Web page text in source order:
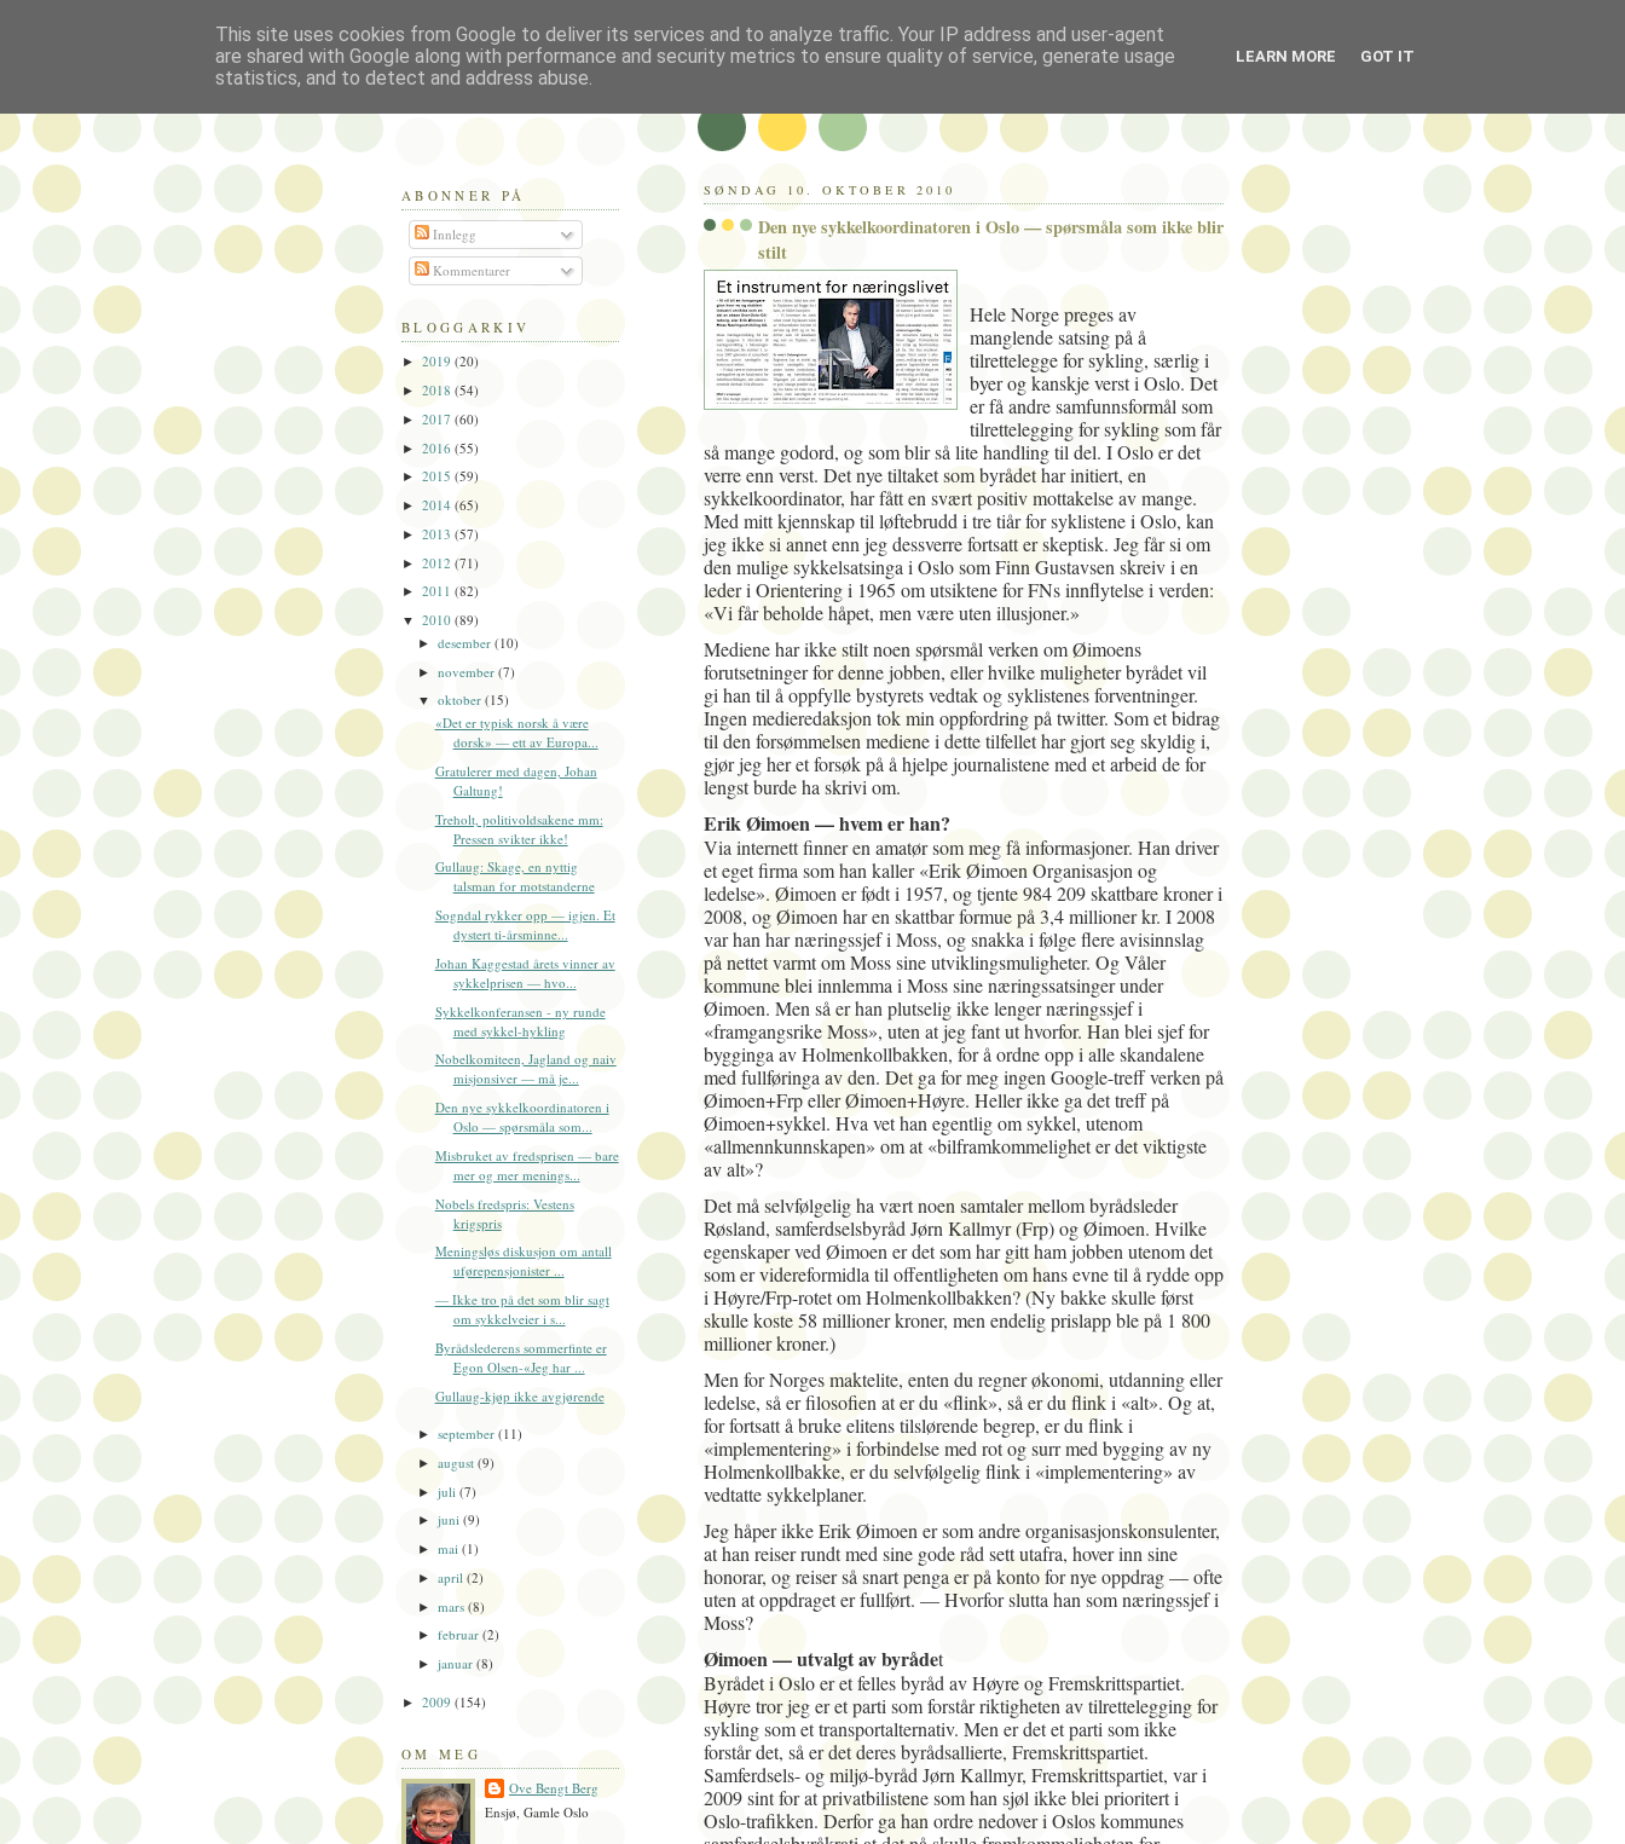
SØNDAG 10. OKTOBER 2010
Den nye sykkelkoordinatoren i Oslo — spørsmåla som ikke blir
stilt
Hele Norge preges av
manglende satsing på å
tilrettelegge for sykling, særlig i
byer og kanskje verst i Oslo. Det
er få andre samfunnsformål som
tilrettelegging for sykling som får
så mange godord, og som blir så lite handling til del. I Oslo er det
verre enn verst. Det nye tiltaket som byrådet har initiert, en
sykkelkoordinator, har fått en svært positiv mottakelse av mange.
Med mitt kjennskap til løftebrudd i tre tiår for syklistene i Oslo, kan
jeg ikke si annet enn jeg dessverre fortsatt er skeptisk. Jeg får si om
den mulige sykkelsatsinga i Oslo som Finn Gustavsen skreiv i en
leder i Orientering i 1965 om utsiktene for FNs innflytelse i verden:
«Vi får beholde håpet, men være uten illusjoner.»
Mediene har ikke stilt noen spørsmål verken om Øimoens
forutsetninger for denne jobben, eller hvilke muligheter byrådet vil
gi han til å oppfylle bystyrets vedtak og syklistenes forventninger.
Ingen medieredaksjon tok min oppfordring på twitter. Som et bidrag
til den forsømmelsen mediene i dette tilfellet har gjort seg skyldig i,
gjør jeg her et forsøk på å hjelpe journalistene med et arbeid de for
lengst burde ha skrivi om.
Erik Øimoen — hvem er han?
Via internett finner en amatør som meg få informasjoner. Han driver
et eget firma som han kaller «Erik Øimoen Organisasjon og
ledelse». Øimoen er født i 1957, og tjente 984 209 skattbare kroner i
2008, og Øimoen har en skattbar formue på 3,4 millioner kr. I 2008
var han har næringssjef i Moss, og snakka i følge flere avisinnslag
på nettet varmt om Moss sine utviklingsmuligheter. Og Våler
kommune blei innlemma i Moss sine næringssatsinger under
Øimoen. Men så er han plutselig ikke lenger næringssjef i
«framgangsrike Moss», uten at jeg fant ut hvorfor. Han blei sjef for
bygginga av Holmenkollbakken, for å ordne opp i alle skandalene
med fullføringa av den. Det ga for meg ingen Google-treff verken på
Øimoen+Frp eller Øimoen+Høyre. Heller ikke ga det treff på
Øimoen+sykkel. Hva vet han egentlig om sykkel, utenom
«allmennkunnskapen» om at «bilframkommelighet er det viktigste
av alt»?
Det må selvfølgelig ha vært noen samtaler mellom byrådsleder
Røsland, samferdselsbyråd Jørn Kallmyr (Frp) og Øimoen. Hvilke
egenskaper ved Øimoen er det som har gitt ham jobben utenom det
som er videreformidla til offentligheten om hans evne til å rydde opp
i Høyre/Frp-rotet om Holmenkollbakken? (Ny bakke skulle først
skulle koste 58 millioner kroner, men endelig prislapp ble på 1 800
millioner kroner.)
Men for Norges maktelite, enten du regner økonomi, utdanning eller
ledelse, så er filosofien at er du «flink», så er du flink i «alt». Og at,
for fortsatt å bruke elitens tilslørende begrep, er du flink i
«implementering» i forbindelse med rot og surr med bygging av ny
Holmenkollbakke, er du selvfølgelig flink i «implementering» av
vedtatte sykkelplaner.
Jeg håper ikke Erik Øimoen er som andre organisasjonskonsulenter,
at han reiser rundt med sine gode råd sett utafra, hover inn sine
honorar, og reiser så snart penga er på konto for nye oppdrag — ofte
uten at oppdraget er fullført. — Hvorfor slutta han som næringssjef i
Moss?
Øimoen — utvalgt av byrådet
Byrådet i Oslo er et felles byråd av Høyre og Fremskrittspartiet.
Høyre tror jeg er et parti som forstår riktigheten av tilrettelegging for
sykling som et transportalternativ. Men er det et parti som ikke
forstår det, så er det deres byrådsallierte, Fremskrittspartiet.
Samferdsels- og miljø-byråd Jørn Kallmyr, Fremskrittspartiet, var i
2009 sint for at privatbilistene som han sjøl ikke blei prioritert i
Oslo-trafikken. Derfor ga han ordre nedover i Oslos kommunes
Politikus
ABONNER PÅ
Innlegg
Kommentarer
BLOGGARKIV
► 2019 (20)
► 2018 (54)
► 2017 (60)
► 2016 (55)
► 2015 (59)
► 2014 (65)
► 2013 (57)
► 2012 (71)
► 2011 (82)
▼ 2010 (89)
►desember(10)
►november(7)
▼oktober(15)
«Det er typisk norsk å være
dorsk» — ett av Europa...
Gratulerer med dagen, Johan
Galtung!
Treholt, politivoldsakene mm:
Pressen svikter ikke!
Gullaug: Skage, en nyttig
talsman for motstanderne
Sogndal rykker opp — igjen. Et
dystert ti-årsminne...
Johan Kaggestad årets vinner av
sykkelprisen — hvo...
Sykkelkonferansen - ny runde
med sykkel-hykling
Nobelkomiteen, Jagland og naiv
misjonsiver — må je...
Den nye sykkelkoordinatoren i
Oslo — spørsmåla som...
Misbruket av fredsprisen — bare
mer og mer menings...
Nobels fredspris: Vestens
krigspris
Meningsløs diskusjon om antall
uførepensjonister ...
— Ikke tro på det som blir sagt
om sykkelveier i s...
Byrådslederens sommerfinte er
Egon Olsen-«Jeg har ...
Gullaug-kjøp ikke avgjørende
►september(11)
►august(9)
►juli(7)
►juni(9)
►mai(1)
►april(2)
►mars(8)
►februar(2)
►januar(8)
► 2009 (154)
OM MEG
Ove Bengt Berg
Ensjø, Gamle Oslo
This site uses cookies from Google to deliver its services and to analyze traffic. Your IP address and user-agent
are shared with Google along with performance and security metrics to ensure quality of service, generate usage
statistics, and to detect and address abuse.
LEARN MORE GOT IT